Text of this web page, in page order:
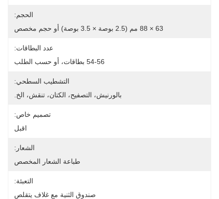
الحجم:
63 × 88 مم (2.5 بوصة × 3.5 بوصة) أو حجم مخصص
عدد البطاقات:
54-56 بطاقات، أو حسب الطلب
التشطيب السطحي:
بالورنيش، التصفيح، الكتان، تنقش، الخ.
تصميم خاص:
اقبل
الشعار:
طباعة الشعار المخصص
التعبئة:
صندوق الثنية مع غلاف يتقلص